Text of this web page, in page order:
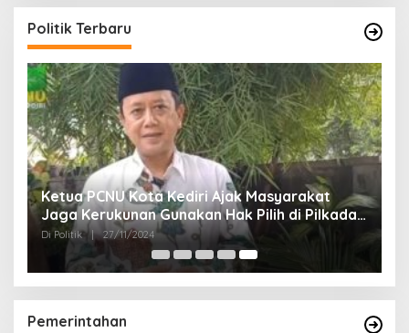
Politik Terbaru
Ketua PCNU Kota Kediri Ajak Masyarakat
Jaga Kerukunan Gunakan Hak Pilih di Pilkada
2024
Di Politik | 27/11/2024
Pemerintahan